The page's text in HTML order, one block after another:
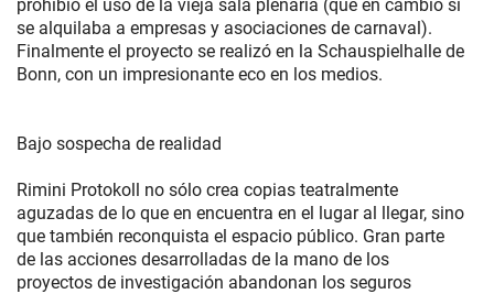
prohibió el uso de la vieja sala plenaria (que en cambio sí
se alquilaba a empresas y asociaciones de carnaval).
Finalmente el proyecto se realizó en la Schauspielhalle de
Bonn, con un impresionante eco en los medios.
Bajo sospecha de realidad
Rimini Protokoll no sólo crea copias teatralmente
aguzadas de lo que en encuentra en el lugar al llegar, sino
que también reconquista el espacio público. Gran parte
de las acciones desarrolladas de la mano de los
proyectos de investigación abandonan los seguros